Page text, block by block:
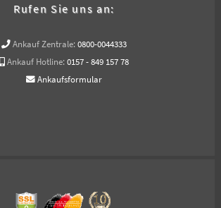
Rufen Sie uns an:
Ankauf Zentrale: 0800-0044333
Ankauf Hotline: 0157 - 849 157 78
Ankaufsformular